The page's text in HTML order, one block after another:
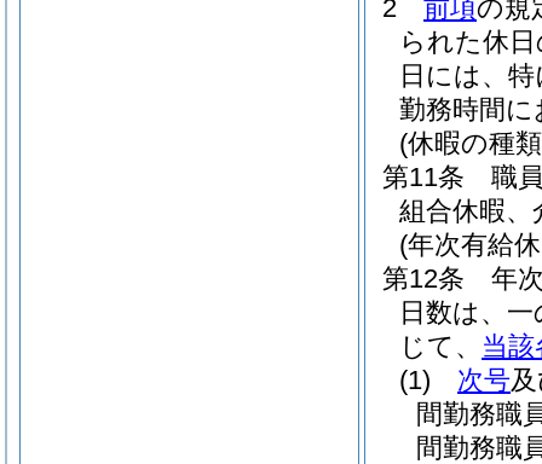
2
前項の規
られた休
日には、
勤務時間
(休暇の種
第11条
職
組合休暇、
(年次有給
第12条
年
日数は、
じて、 当
(1)
次号
間勤務職
間勤務職